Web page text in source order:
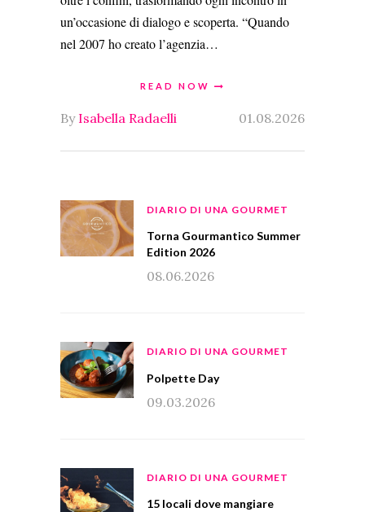
un’occasione di dialogo e scoperta. “Quando
nel 2007 ho creato l’agenzia…
READ NOW
By Isabella Radaelli 01.08.2026
DIARIO DI UNA GOURMET
Torna Gourmantico Summer
Edition 2026
08.06.2026
DIARIO DI UNA GOURMET
Polpette Day
09.03.2026
DIARIO DI UNA GOURMET
15 locali dove mangiare